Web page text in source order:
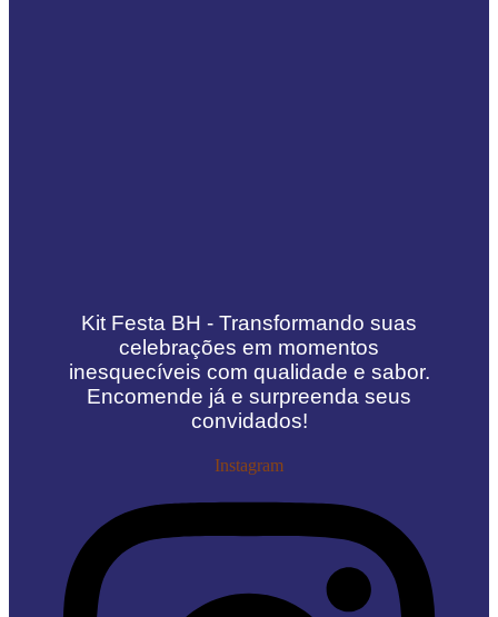
Kit Festa BH - Transformando suas
celebrações em momentos
inesquecíveis com qualidade e sabor.
Encomende já e surpreenda seus
convidados!
Instagram